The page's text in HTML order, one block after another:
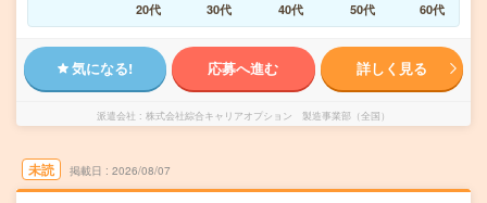
20代
30代 40代 50代 60代
気になる! 応募へ進む 詳しく見る
派遣会社 株式会社綜合キャリアオプション 製造事業部（全国）
未読 掲載日 2026/08/07